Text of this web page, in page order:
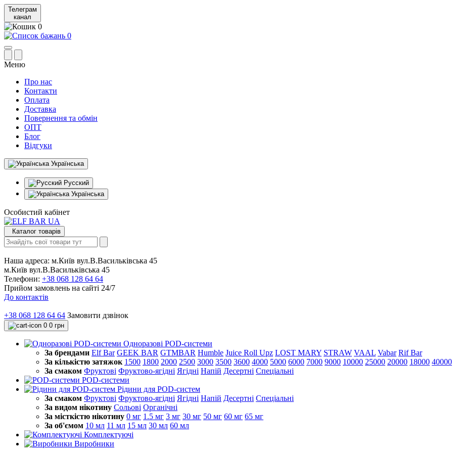
Телеграм
канал
0
0
Меню
Про нас
Контакти
Оплата
Доставка
Повернення та обмін
ОПТ
Блог
Відгуки
Українська
Русский
Українська
Особистий кабінет
Каталог товарів
Наша адреса: м.Київ вул.В.Васильківська 45
м.Київ вул.В.Васильківська 45
Телефони: +38 068 128 64 64
Прийом замовлень на сайті 24/7
До контактів
+38 068 128 64 64 Замовити дзвінок
0 0 грн
Одноразові POD-системи
За брендами Elf Bar GEEK BAR GTMBAR Humble Juice Roll Upz LOST MARY STRAW VAAL Vabar Rif Bar
За кількістю затяжок 1500 1800 2000 2500 3000 3500 3600 4000 5000 6000 7000 9000 10000 25000 20000 18000 40000
За смаком Фруктові Фруктово-ягідні Ягідні Напій Десертні Спеціальні
POD-системи
Рідини для POD-систем
За смаком Фруктові Фруктово-ягідні Ягідні Напій Десертні Спеціальні
За видом нікотину Сольові Органічні
За місткістю нікотину 0 мг 1.5 мг 3 мг 30 мг 50 мг 60 мг 65 мг
За об'ємом 10 мл 11 мл 15 мл 30 мл 60 мл
Комплектуючі
Виробники